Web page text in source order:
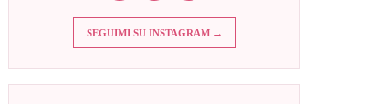
SEGUIMI SU INSTAGRAM →